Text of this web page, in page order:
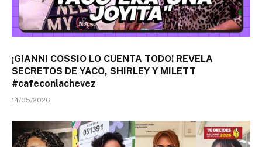
¡GIANNI COSSIO LO CUENTA TODO! REVELA
SECRETOS DE YACO, SHIRLEY Y MILETT
#cafeconlachevez
14/05/2026